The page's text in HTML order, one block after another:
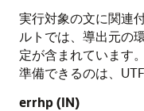
実行対象の文に関連
ルトでは、導出元の
定が含まれています
準備できるのは、
errhp(IN)